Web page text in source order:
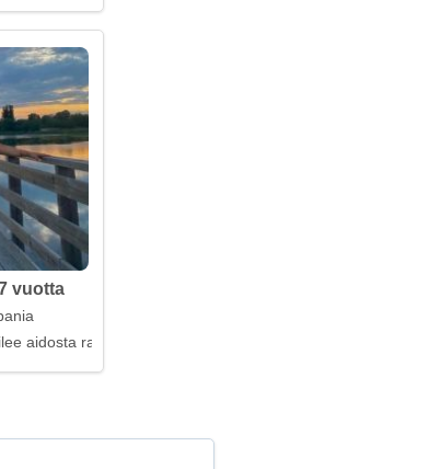
vuotta
aidosta rakkaudesta